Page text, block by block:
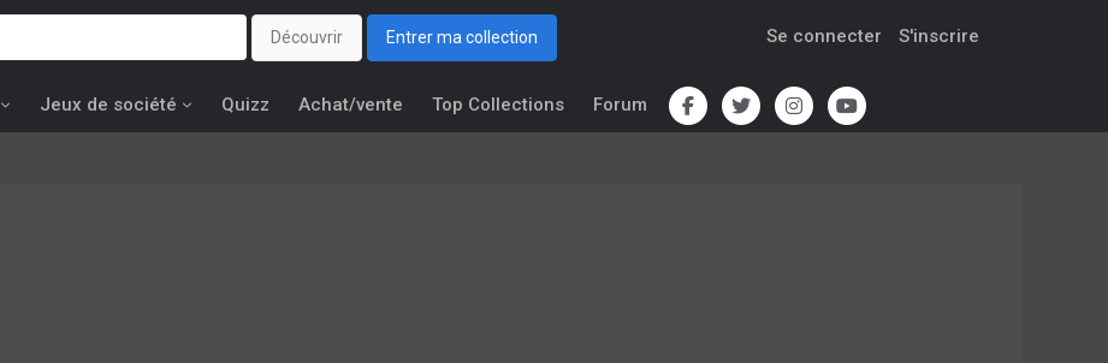
Découvrir Entrer ma collection Se connecter S'inscrire
Jeux de société Quizz Achat/vente Top Collections Forum